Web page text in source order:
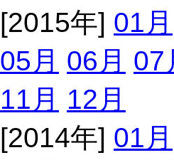
[2015年] 01月
05月 06月 07
11月 12月
[2014年] 01月